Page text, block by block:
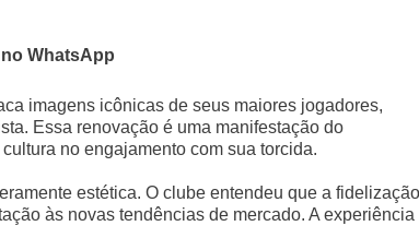
WhatsApp
imagens icônicas de seus maiores jogadores,
Essa renovação é uma manifestação do
no engajamento com sua torcida.
estética. O clube entendeu que a fidelização
às novas tendências de mercado. A experiência